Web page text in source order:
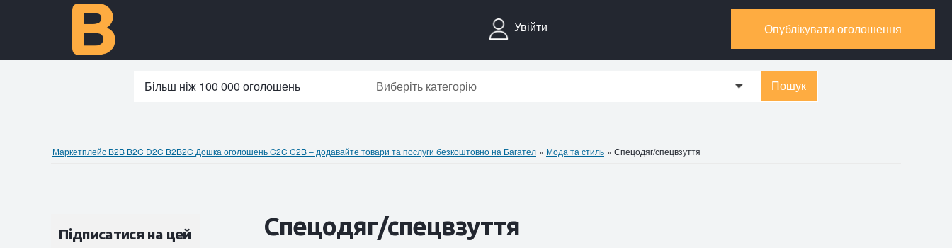
Увійти Опублікувати оголошення
Більш ніж 100 000 оголошень Виберіть категорію 0 Пошук
Маркетплейс B2B B2C D2C B2B2C Дошка оголошень C2C C2B – додавайте товари та послуги безкоштовно на Багател » Мода та стиль » Спецодяг/спецвзуття
Підписатися на цей
Спецодяг/спецвзуття